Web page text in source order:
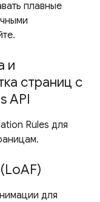
плавные
и
страниц с
API
Rules для
для